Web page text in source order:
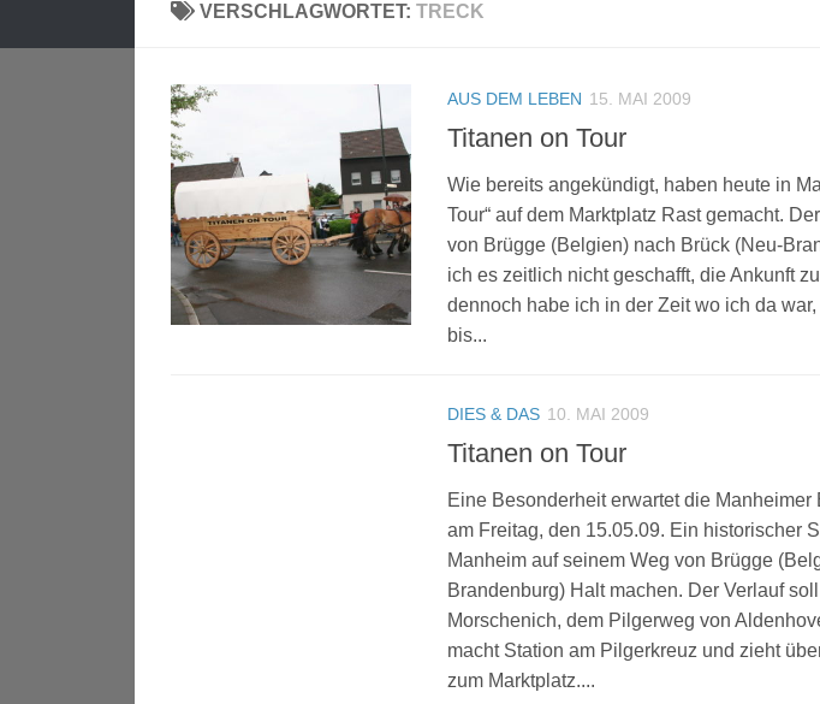
VERSCHLAGWORTET: TRECK
AUS DEM LEBEN 15. MAI 2009
Titanen on Tour
Wie bereits angekündigt, haben heute in
Tour“ auf dem Marktplatz Rast gemacht.
von Brügge (Belgien) nach Brück (Neu-
ich es zeitlich nicht geschafft, die Ankunft
dennoch habe ich in der Zeit wo ich da
bis...
DIES & DAS 10. MAI 2009
Titanen on Tour
Eine Besonderheit erwartet die
am Freitag, den 15.05.09. Ein historischer
Manheim auf seinem Weg von Brügge
Brandenburg) Halt machen. Der Verlauf
Morschenich, dem Pilgerweg von
macht Station am Pilgerkreuz und zieht
zum Marktplatz....